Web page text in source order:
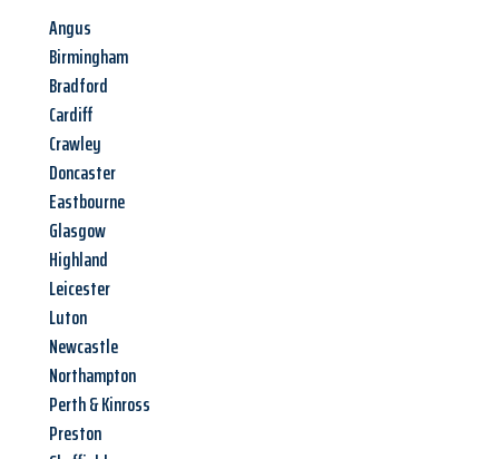
Angus
Birmingham
Bradford
Cardiff
Crawley
Doncaster
Eastbourne
Glasgow
Highland
Leicester
Luton
Newcastle
Northampton
Perth & Kinross
Preston